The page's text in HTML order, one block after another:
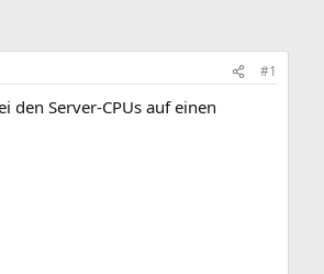
#1
den Server-CPUs auf einen